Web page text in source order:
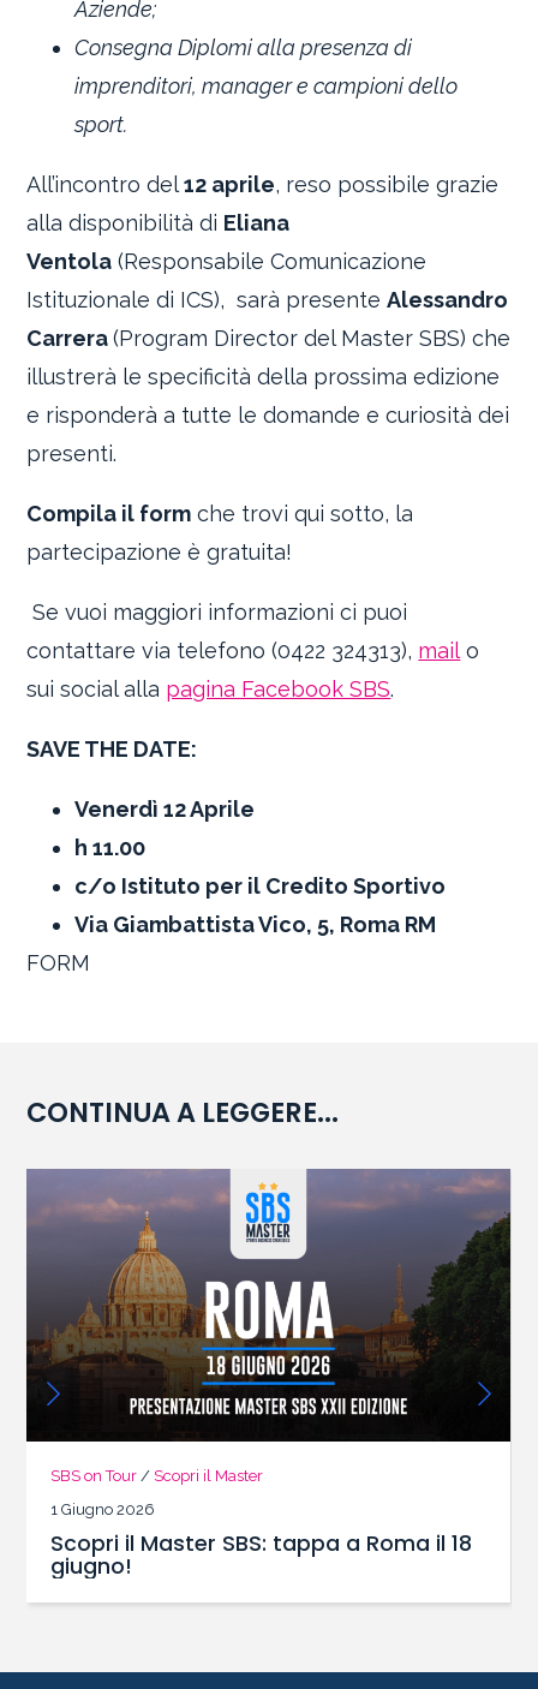
Aziende;
Consegna Diplomi alla presenza di
imprenditori, manager e campioni dello
sport.
All’incontro del12 aprile, reso possibile grazie
alla disponibilità di Eliana
Ventola (Responsabile Comunicazione
Istituzionale di ICS), sarà presenteAlessandro
Carrera(Program Director del Master SBS) che
illustrerà le specificità della prossima edizione
e risponderà a tutte le domande e curiosità dei
presenti.
Compila il form che trovi qui sotto, la
partecipazione è gratuita!
Se vuoi maggiori informazioni ci puoi
contattare via telefono (0422 324313), mail o
sui social alla pagina Facebook SBS.
SAVE THE DATE:
Venerdì 12 Aprile
h 11.00
c/o Istituto per il Credito Sportivo
Via Giambattista Vico, 5, Roma RM
FORM
CONTINUA A LEGGERE...
SBS on Tour / Scopri il Master
1 Giugno 2026
Scopri il Master SBS: tappa a Roma il 18
giugno!